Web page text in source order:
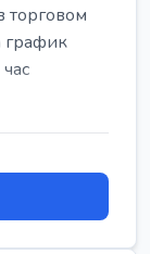
торговом
график